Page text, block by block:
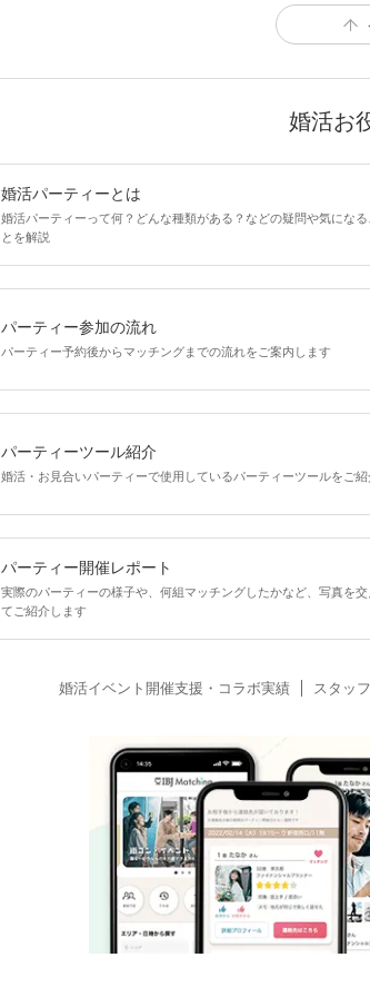
婚活お
婚活パーティーとは
婚活パーティーって何？どんな種類がある？などの疑問や気になる
とを解説
パーティー参加の流れ
パーティー予約後からマッチングまでの流れをご案内します
パーティーツール紹介
婚活・お見合いパーティーで使用しているパーティーツールをご紹
パーティー開催レポート
実際のパーティーの様子や、何組マッチングしたかなど、写真を交
てご紹介します
婚活イベント開催支援・コラボ実績 スタッ